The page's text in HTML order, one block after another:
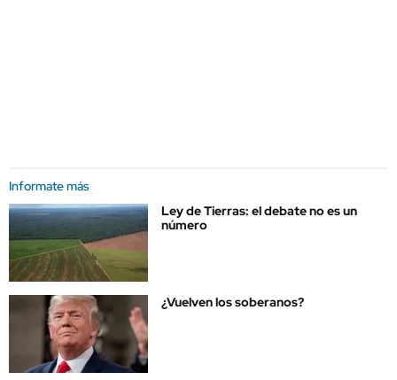
Informate más
Ley de Tierras: el debate no es un
número
¿Vuelven los soberanos?